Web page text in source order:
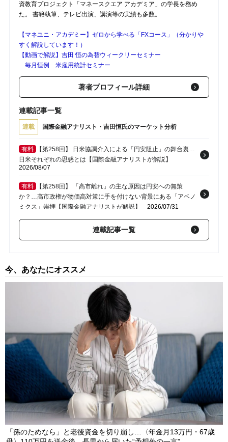
資教育プロジェクト「マネースクエア アカデミア」の学長を務め
た。 書籍執筆、テレビ出演、講演等の実績も多数。
【マネユニ・アカデミー】ゼロから学べる「FXコース」（分かりや
すく解説しています！）
【動画で解説】吉田 恒の為替ウィークリーセミナー
毎月恒例 米雇用統計セミナー
著者プロフィール詳細
連載記事一覧
連載 国際金融アナリスト・吉田恒氏のマーケット分析
有料
【第258回】 日米協調介入による「円安阻止」の舞台裏…
日米それぞれの思惑とは【国際金融アナリストが解説】
2026/08/07
有料
【第258回】 「高市離れ」の主な原因は円安への無策
か？…高市政権が物価高対策に手を付けない背景にある「アベノ
ミクス」崇拝【国際金融アナリストが解説】
2026/07/31
【第257回】 「有事のドル買い」は本当に続くのか？投機
筋ポジションが示す『ドル売り・円高』の可能性【国際金融アナ
有料 【第256回】 為替介入再開は〈7月末～8月前半〉が“本
針」修正に隠された通貨当局の“思惑”【国際金融アナリストが解
【第255回】 1ドル＝162円突破…「経常黒字大国」なのに
円安が止まらないのはなぜか？背景にある高市政権への〈財政不
安〉と意外な“打開策”【国際金融アナリストが解説】
2026/07/10
連載記事一覧
今、あなたにオススメ
「孫のためなら」と老後資金を切り崩し…〈年金月13万円・67歳